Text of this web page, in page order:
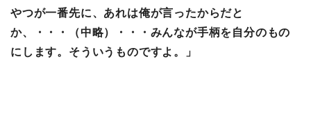
やつが一番先に、あれは俺が言ったからだと
か、・・・（中略）・・・みんなが手柄を自分のもの
にします。そういうものですよ。」